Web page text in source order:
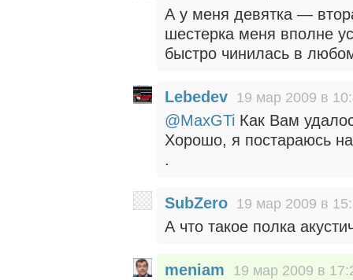
А у меня девятка —
шестерка меня вполне
быстро чинилась в
Lebedev 19 мар 2009 в
@MaxGTi Как Вам
Хорошо, я постараюсь
.
SubZero 19 мар 2009 в
А что такое полка
meniam 19 мар 2009 в